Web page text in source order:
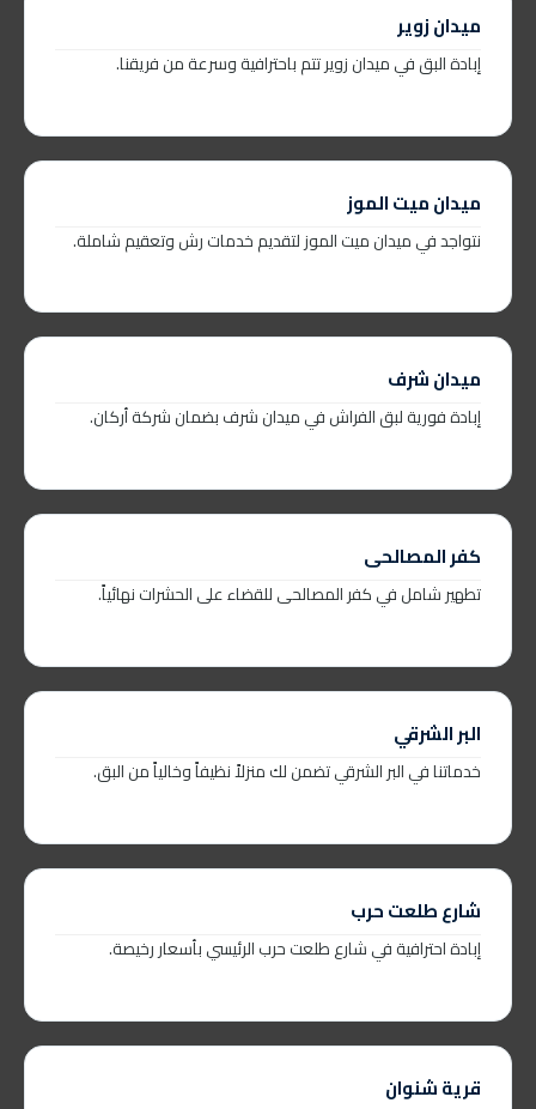
ميدان زوير
إبادة البق في ميدان زوير تتم باحترافية وسرعة من فريقنا.
ميدان ميت الموز
نتواجد في ميدان ميت الموز لتقديم خدمات رش وتعقيم شاملة.
ميدان شرف
إبادة فورية لبق الفراش في ميدان شرف بضمان شركة أركان.
كفر المصالحى
تطهير شامل في كفر المصالحى للقضاء على الحشرات نهائياً.
البر الشرقي
خدماتنا في البر الشرقي تضمن لك منزلاً نظيفاً وخالياً من البق.
شارع طلعت حرب
إبادة احترافية في شارع طلعت حرب الرئيسي بأسعار رخيصة.
قرية شنوان